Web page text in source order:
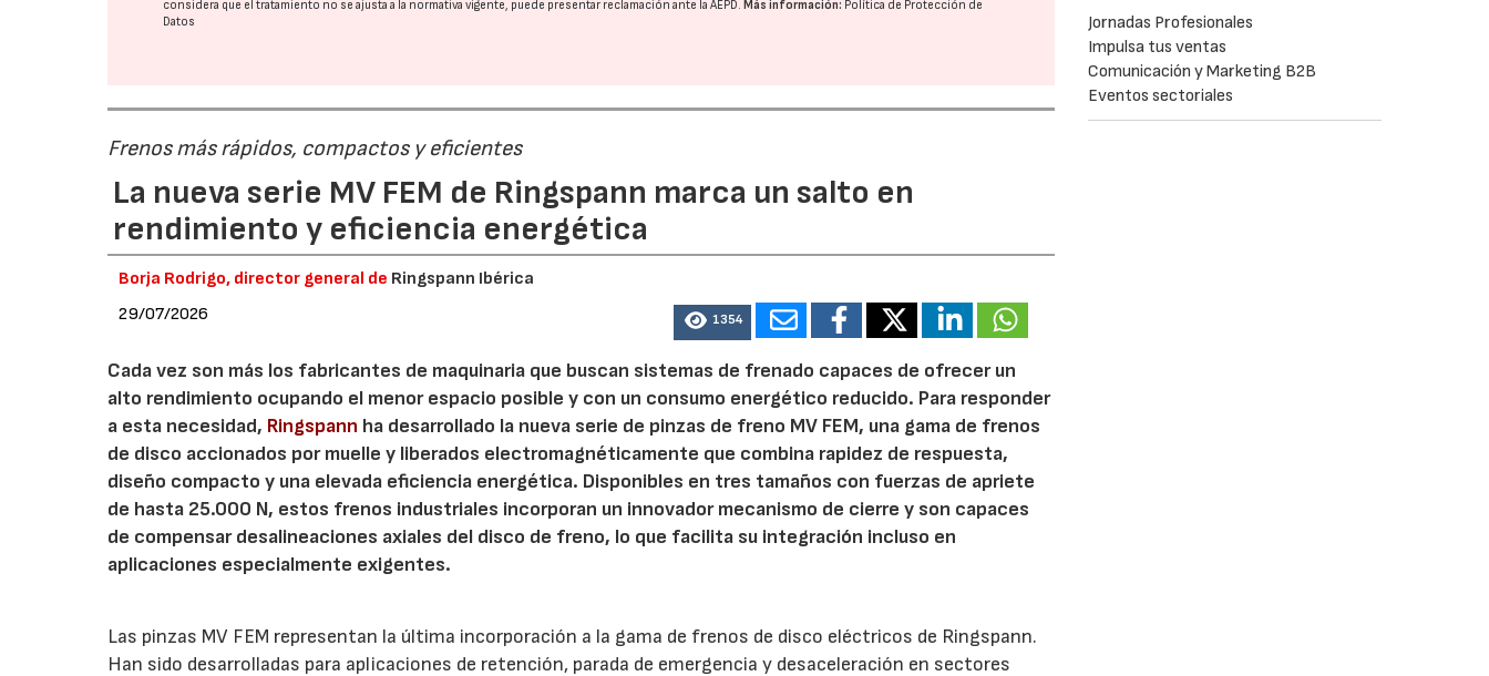
considera que el tratamiento no se ajusta a la normativa vigente, puede presentar reclamación ante laAEPD. Más información: Política de Protección de
Datos
Frenos más rápidos, compactos y eficientes
La nueva serie MV FEM de Ringspann marca un salto en
rendimiento y eficiencia energética
Borja Rodrigo, director general de Ringspann Ibérica
29/07/2026
1354
Cada vez son más los fabricantes de maquinaria que buscan sistemas de frenado capaces de ofrecer un
alto rendimiento ocupando el menor espacio posible y con un consumo energético reducido. Para responder
a esta necesidad, Ringspann ha desarrollado la nueva serie de pinzas de freno MV FEM, una gama de frenos
de disco accionados por muelle y liberados electromagnéticamente que combina rapidez de respuesta,
diseño compacto y una elevada eficiencia energética. Disponibles en tres tamaños con fuerzas de apriete
de hasta 25.000 N, estos frenos industriales incorporan un innovador mecanismo de cierre y son capaces
de compensar desalineaciones axiales del disco de freno, lo que facilita su integración incluso en
aplicaciones especialmente exigentes.
Las pinzas MV FEM representan la última incorporación a la gama de frenos de disco eléctricos de Ringspann.
Han sido desarrolladas para aplicaciones de retención, parada de emergencia y desaceleración en sectores
Jornadas Profesionales
Impulsa tus ventas
Comunicación y Marketing B2B
Eventos sectoriales